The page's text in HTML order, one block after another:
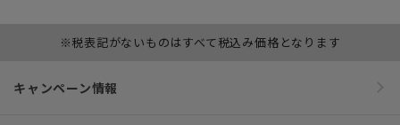
※税表記がないものはすべて税込み価格となります
キャンペーン情報